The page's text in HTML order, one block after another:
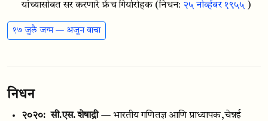
यांच्यासोबत सर करणारे फ्रेंच गिर्यारोहक (निधन: २५ नोव्हेंबर १९५५ )
१७ जुलै जन्म — अजून वाचा
निधन
२०२०: सी.एस. शेषाद्री — भारतीय गणितज्ञ आणि प्राध्यापक,चेन्नई